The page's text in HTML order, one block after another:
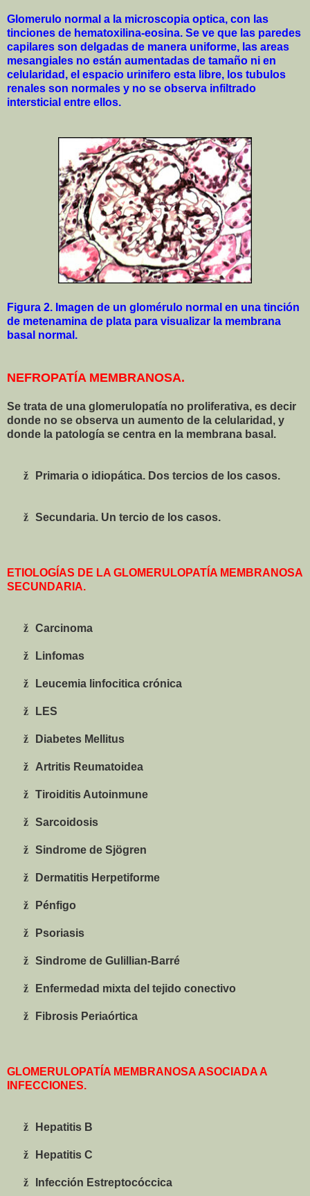
Glomerulo normal a la microscopia optica, con las
tinciones de hematoxilina-eosina. Se ve que las paredes
capilares son delgadas de manera uniforme, las areas
mesangiales no están aumentadas de tamaño ni en
celularidad, el espacio urinifero esta libre, los tubulos
renales son normales y no se observa infiltrado
intersticial entre ellos.
Figura 2. Imagen de un glomérulo normal en una tinción
de metenamina de plata para visualizar la membrana
basal normal.
NEFROPATÍA MEMBRANOSA.
Se trata de una glomerulopatía no proliferativa, es decir
donde no se observa un aumento de la celularidad, y
donde la patología se centra en la membrana basal.
ž Primaria o idiopática. Dos tercios de los casos.
ž Secundaria. Un tercio de los casos.
ETIOLOGÍAS DE LA GLOMERULOPATÍA MEMBRANOSA
SECUNDARIA.
ž Carcinoma
ž Linfomas
ž Leucemia linfocitica crónica
ž LES
ž Diabetes Mellitus
ž Artritis Reumatoidea
ž Tiroiditis Autoinmune
ž Sarcoidosis
ž Sindrome de Sjögren
ž Dermatitis Herpetiforme
ž Pénfigo
ž Psoriasis
ž Sindrome de Gulillian-Barré
ž Enfermedad mixta del tejido conectivo
ž Fibrosis Periaórtica
GLOMERULOPATÍA MEMBRANOSA ASOCIADA A
INFECCIONES.
ž Hepatitis B
ž Hepatitis C
ž Infección Estreptocóccica